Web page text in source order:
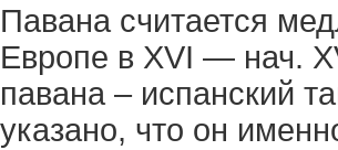
Павана считается
Европе в XVI — нач.
павана – испанский
указано, что он